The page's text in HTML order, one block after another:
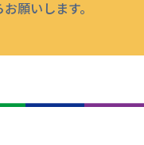
願いします。